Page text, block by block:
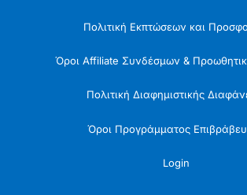
Πολιτική Εκπτώσεων και
Όροι Affiliate Συνδέσμων &
Πολιτική Διαφημιστικής
Όροι Προγράμματος
Login